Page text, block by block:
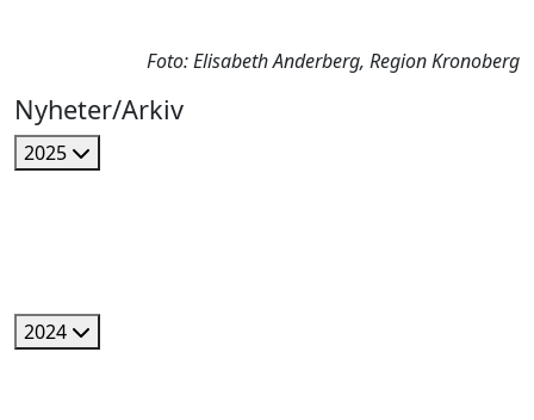
Foto: Elisabeth Anderberg, Region Kronoberg
Nyheter/Arkiv
2025
2024